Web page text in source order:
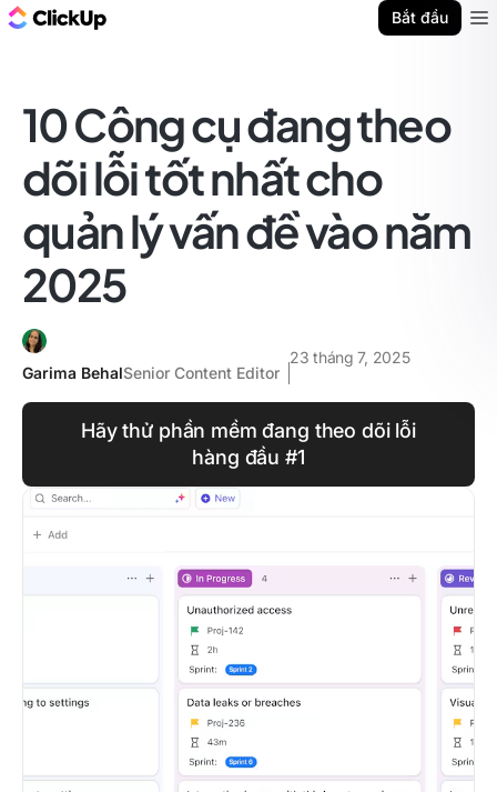
Bắt đầu
10 Công cụ đang theo
dõi lỗi tốt nhất cho
quản lý vấn đề vào năm
2025
Garima BehalSenior Content Editor
23 tháng 7, 2025
Hãy thử phần mềm đang theo dõi lỗi
hàng đầu #1